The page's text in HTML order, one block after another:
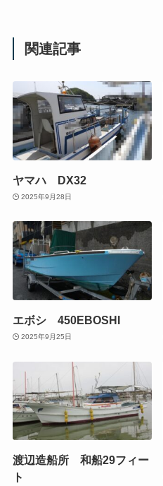
関連記事
ヤマハ DX32
2025年9月28日
エボシ 450EBOSHI
2025年9月25日
渡辺造船所 和船29フィー
ト